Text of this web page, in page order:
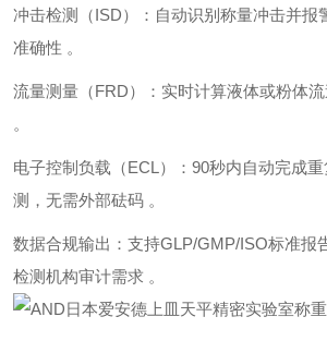
冲击检测（ISD）‌：自动识别称量冲击并报
准确性 。
流量测量（FRD）‌：实时计算液体或粉体
。
电子控制负载（ECL）‌：90秒内自动完成
测，无需外部砝码 。
数据合规输出‌：支持GLP/GMP/ISO标准报
检测机构审计需求 。